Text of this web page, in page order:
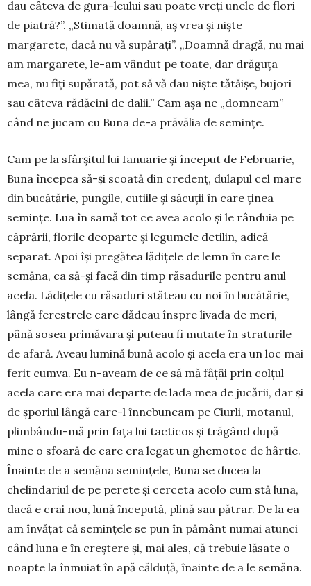
dau câteva de gura-leului sau poate vreți unele de flori
de piatră?”. „Stimată doamnă, aș vrea și niște
margarete, dacă nu vă supărați”. „Doamnă dragă, nu mai
am mar­ga­rete, le-am vândut pe toate, dar drăguța
mea, nu fiți supărată, pot să vă dau niște tătăișe, bujori
sau câ­teva rădăcini de dalii.” Cam așa ne „domneam”
când ne jucam cu Buna de-a prăvălia de semințe.
Cam pe la sfârșitul lui Ianuarie și început de Februarie,
Buna începea să-și scoată din credenț, dulapul cel mare
din bucătărie, pungile, cutiile și săcuții în care ținea
semințe. Lua în samă tot ce avea acolo și le rânduia pe
căprării, florile deoparte și legumele detilin, adică
separat. Apoi își pregătea lădițele de lemn în care le
semăna, ca să-și facă din timp răsadurile pentru anul
acela. Lădițele cu răsa­duri stăteau cu noi în bucătărie,
lângă ferestrele care dădeau înspre livada de meri,
până sosea pri­măvara și puteau fi mutate în straturile
de afară. Aveau lumină bună acolo și acela era un loc mai
fe­rit cumva. Eu n-aveam de ce să mă fâțâi prin colțul
acela care era mai departe de lada mea de jucării, dar și
de șporiul lângă care-l înnebuneam pe Ciurli, motanul,
plimbându-mă prin fața lui tac­ticos și trăgând după
mine o sfoară de care era legat un ghemotoc de hârtie.
Înainte de a semăna se­mințele, Buna se ducea la
chelindariul de pe pere­te și cerceta acolo cum stă luna,
dacă e crai nou, lună începută, plină sau pătrar. De la ea
am învățat că semințele se pun în pământ numai atunci
când luna e în creștere și, mai ales, că trebuie lăsate o
noapte la înmuiat în apă călduță, înainte de a le semăna.